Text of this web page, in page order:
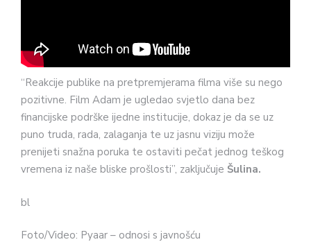
“Reakcije publike na pretpremjerama filma više su nego
pozitivne. Film Adam je ugledao svjetlo dana bez
financijske podrške ijedne institucije, dokaz je da se uz
puno truda, rada, zalaganja te uz jasnu viziju može
prenijeti snažna poruka te ostaviti pečat jednog teškog
vremena iz naše bliske prošlosti”, zaključuje Šulina.
bl
Foto/Video: Pyaar – odnosi s javnošću